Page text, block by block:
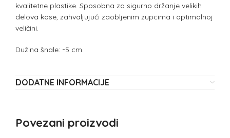
kvalitetne plastike. Sposobna za sigurno držanje velikih
delova kose, zahvaljujući zaobljenim zupcima i optimalnoj
veličini.
Dužina šnale: ~5 cm.
DODATNE INFORMACIJE
Povezani proizvodi